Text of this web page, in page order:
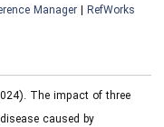
Manager |RefWorks
The impact of three
caused by